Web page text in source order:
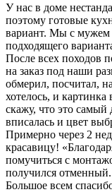
У нас в доме
поэтому готовые
вариант. Мы с мужем
подходящего
После всех походов
на заказ под наши
обмерил, посчитал,
хотелось, и
скажу, что это
вписалась и цвет
Примерно через 2
красавицу!
помучиться с
получился отменный.
Большое всем